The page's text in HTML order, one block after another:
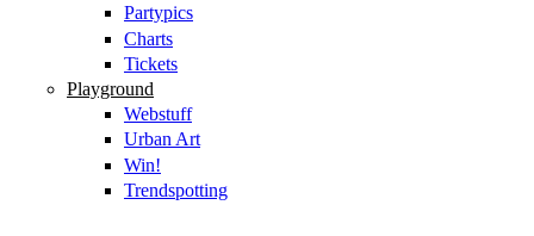
Partypics
Charts
Tickets
Playground
Webstuff
Urban Art
Win!
Trendspotting